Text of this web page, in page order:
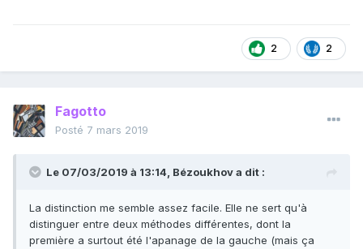
2 2
Fagotto
Posté 7 mars 2019
Le 07/03/2019 à 13:14, Bézoukhova dit :
La distinction me semble assez facile. Elle ne sert qu'à
distinguer entre deux méthodes différentes, dont la
première a surtout été l'apanage de la gauche (mais ça